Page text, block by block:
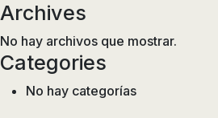
Archives
No hay archivos que mostrar.
Categories
No hay categorías